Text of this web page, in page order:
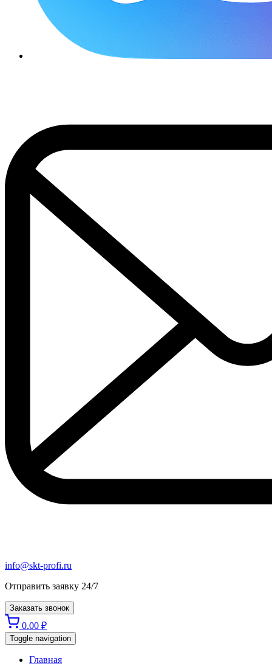
info@skt-profi.ru
Отправить заявку 24/7
Заказать звонок
0.00 ₽
Toggle navigation
Главная